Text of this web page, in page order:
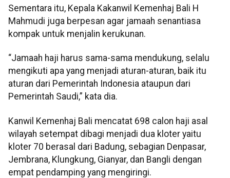
Sementara itu, Kepala Kakanwil Kemenhaj Bali H
Mahmudi juga berpesan agar jamaah senantiasa
kompak untuk menjalin kerukunan.
“Jamaah haji harus sama-sama mendukung, selalu
mengikuti apa yang menjadi aturan-aturan, baik itu
aturan dari Pemerintah Indonesia ataupun dari
Pemerintah Saudi,” kata dia.
Kanwil Kemenhaj Bali mencatat 698 calon haji asal
wilayah setempat dibagi menjadi dua kloter yaitu
kloter 70 berasal dari Badung, sebagian Denpasar,
Jembrana, Klungkung, Gianyar, dan Bangli dengan
empat pendamping yang mengiringi.